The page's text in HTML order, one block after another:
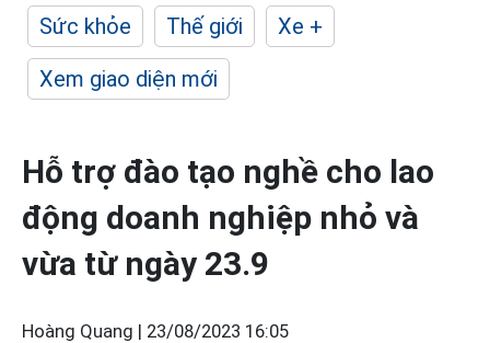
Sức khỏe
Thế giới
Xe +
Xem giao diện mới
Hỗ trợ đào tạo nghề cho lao
động doanh nghiệp nhỏ và
vừa từ ngày 23.9
Hoàng Quang | 23/08/2023 16:05